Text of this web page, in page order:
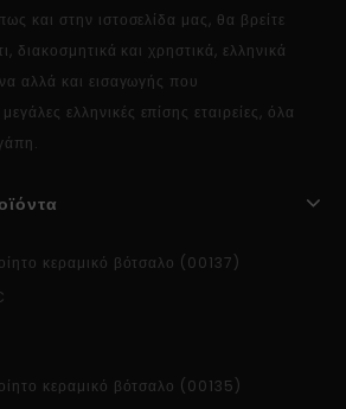
και στην ιστοσελίδα μας, θα βρείτε
διακοσμητικά και χρηστικά, ελληνικά
αλλά και εισαγωγής που
ελληνικές επίσης εταιρείες, όλα
κεραμικό βότσαλο (00137)
κεραμικό βότσαλο (00135)